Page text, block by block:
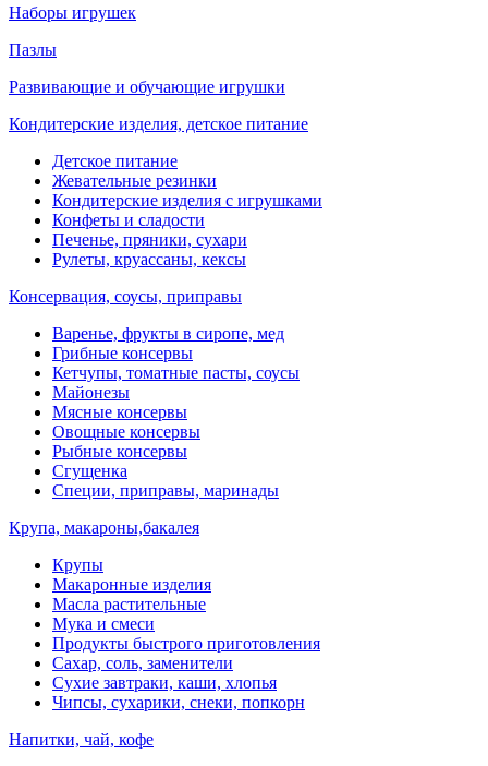
Наборы игрушек
Пазлы
Развивающие и обучающие игрушки
Кондитерские изделия, детское питание
Детское питание
Жевательные резинки
Кондитерские изделия с игрушками
Конфеты и сладости
Печенье, пряники, сухари
Рулеты, круассаны, кексы
Консервация, соусы, приправы
Варенье, фрукты в сиропе, мед
Грибные консервы
Кетчупы, томатные пасты, соусы
Майонезы
Мясные консервы
Овощные консервы
Рыбные консервы
Сгущенка
Специи, приправы, маринады
Крупа, макароны,бакалея
Крупы
Макаронные изделия
Масла растительные
Мука и смеси
Продукты быстрого приготовления
Сахар, соль, заменители
Сухие завтраки, каши, хлопья
Чипсы, сухарики, снеки, попкорн
Напитки, чай, кофе